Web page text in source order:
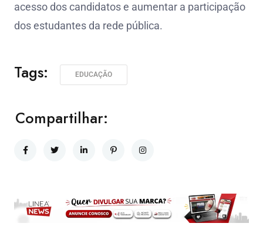
acesso dos candidatos e aumentar a participação
dos estudantes da rede pública.
Tags: EDUCAÇÃO
Compartilhar: